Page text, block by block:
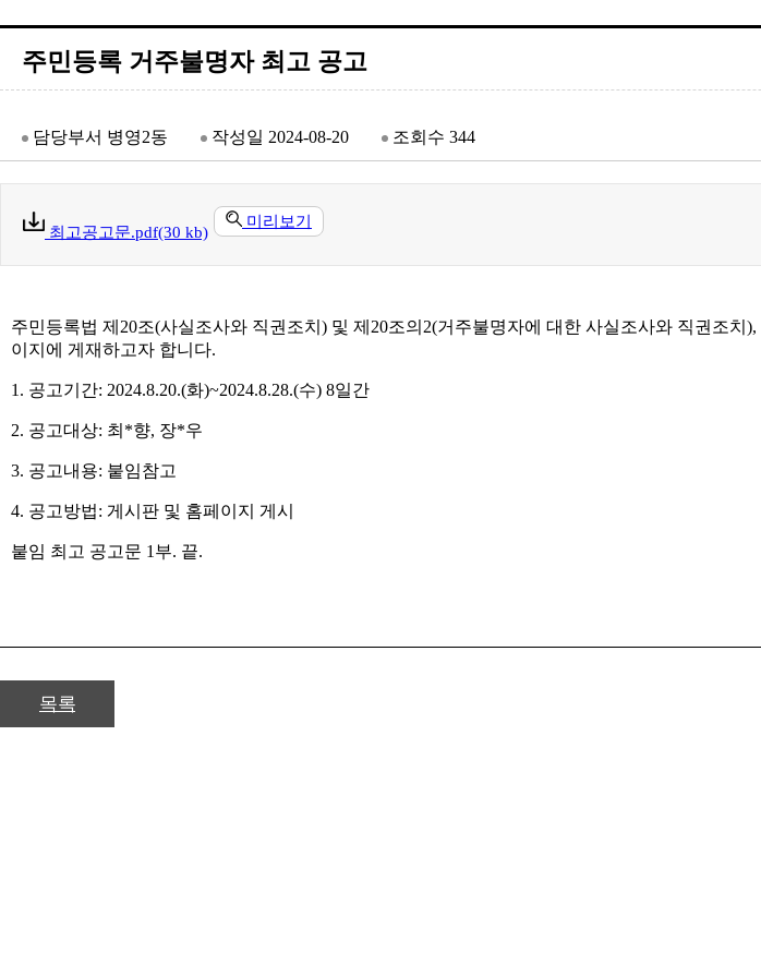
주민등록 거주불명자 최고 공고
담당부서 병영2동 작성일 2024-08-20 조회수 344
최고공고문.pdf(30 kb)
미리보기
주민등록법 제 20조(사실조사와 직권조치 ) 및 제 20조의 2(거주불명자에 대한 사실조사와 직권조치 ),
이지에 게재하고자 합니다.
1. 공고기간: 2024.8.20.(화)~2024.8.28.(수) 8일간
2. 공고대상: 최 *향, 장*우
3. 공고내용: 붙임참고
4. 공고방법: 게시판 및 홈페이지 게시
붙임 최고 공고문 1 부. 끝.
목록